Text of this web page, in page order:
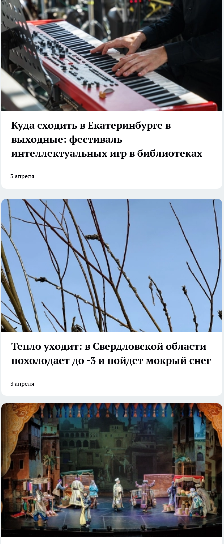
Куда сходить в Екатеринбурге в
выходные: фестиваль
интеллектуальных игр в библиотеках
3 апреля
Тепло уходит: в Свердловской области
похолодает до -3 и пойдет мокрый снег
3 апреля